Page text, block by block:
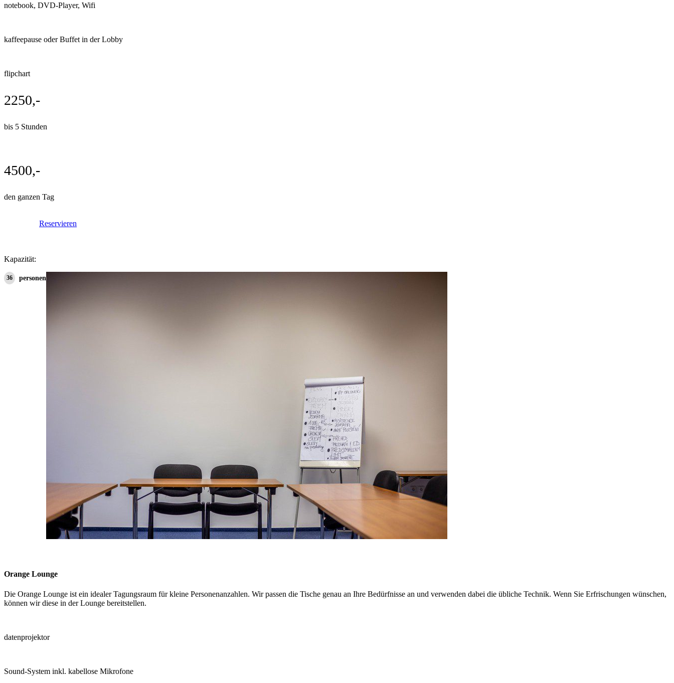
notebook, DVD-Player, Wifi
kaffeepause oder Buffet in der Lobby
flipchart
2250,-
bis 5 Stunden
4500,-
den ganzen Tag
Reservieren
Kapazität:
36 personen
Orange Lounge
Die Orange Lounge ist ein idealer Tagungsraum für kleine Personenanzahlen. Wir passen die Tische genau an Ihre Bedürfnisse an und verwenden dabei die übliche Technik. Wenn Sie Erfrischungen wünschen,
können wir diese in der Lounge bereitstellen.
datenprojektor
Sound-System inkl. kabellose Mikrofone